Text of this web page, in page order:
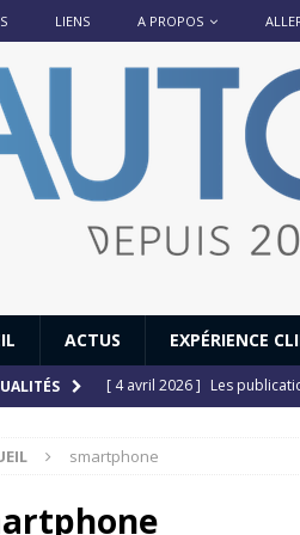
LIENS A PROPOS
ACTUS EXPÉRIENCE
[ 4 avril 2026 ] Les
[ 12 juillet 2025 ]
smartphone